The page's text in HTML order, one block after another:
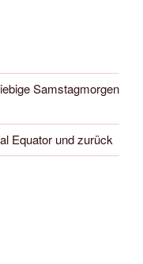
Samstagmorgen
Equator und zurück